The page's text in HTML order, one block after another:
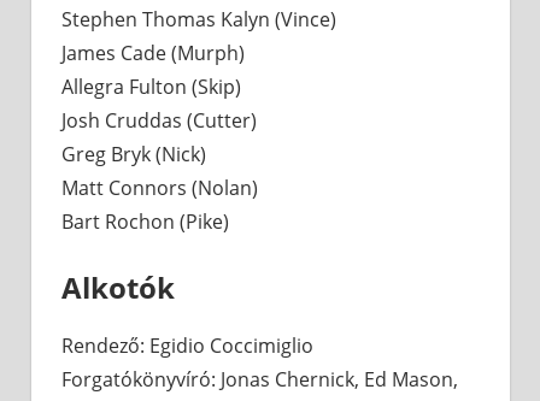
Stephen Thomas Kalyn (Vince)
James Cade (Murph)
Allegra Fulton (Skip)
Josh Cruddas (Cutter)
Greg Bryk (Nick)
Matt Connors (Nolan)
Bart Rochon (Pike)
Alkotók
Rendező: Egidio Coccimiglio
Forgatókönyvíró: Jonas Chernick, Ed Mason,